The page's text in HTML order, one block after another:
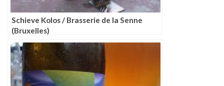
Schieve Kolos / Brasserie de la Senne
(Bruxelles)